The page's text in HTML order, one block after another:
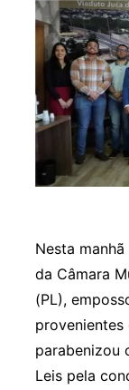
Nesta
da Câmara
(PL),
parabenizou
Leis pela